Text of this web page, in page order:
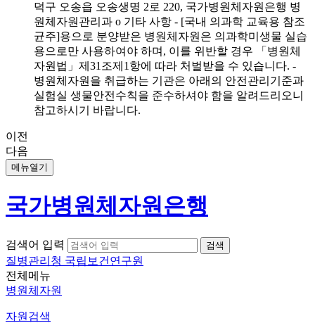
덕구 오송읍 오송생명 2로 220, 국가병원체자원은행 병
원체자원관리과 o 기타 사항 - [국내 의과학 교육용 참조
균주]용으로 분양받은 병원체자원은 의과학미생물 실습
용으로만 사용하여야 하며, 이를 위반할 경우 「병원체
자원법」제31조제1항에 따라 처벌받을 수 있습니다. -
병원체자원을 취급하는 기관은 아래의 안전관리기준과
실험실 생물안전수칙을 준수하셔야 함을 알려드리오니
참고하시기 바랍니다.
이전
다음
메뉴열기
국가병원체자원은행
검색어 입력
질병관리청 국립보건연구원
전체메뉴
병원체자원
자원검색